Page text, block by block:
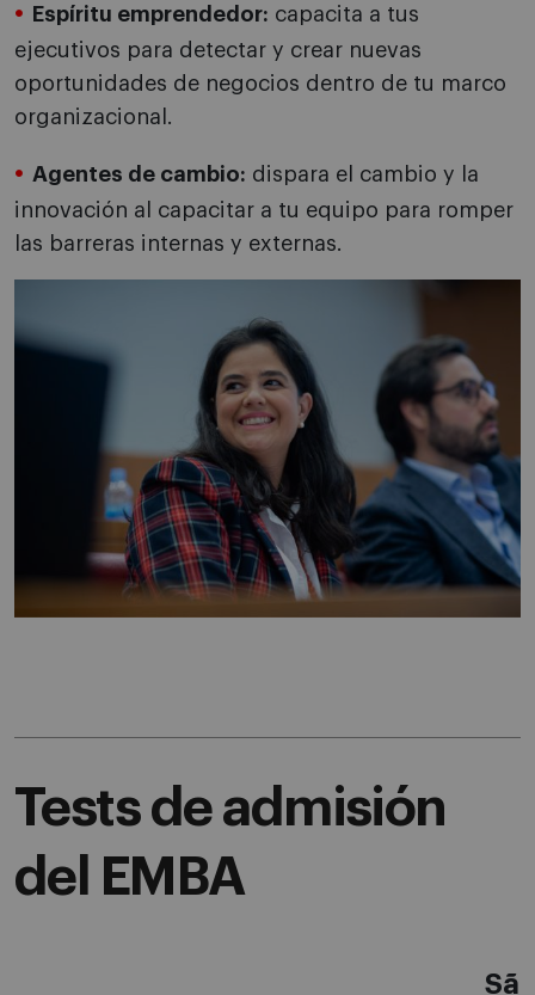
Espíritu emprendedor: capacita a tus
ejecutivos para detectar y crear nuevas
oportunidades de negocios dentro de tu marco
organizacional.
Agentes de cambio: dispara el cambio y la
innovación al capacitar a tu equipo para romper
las barreras internas y externas.
Tests de admisión
del EMBA